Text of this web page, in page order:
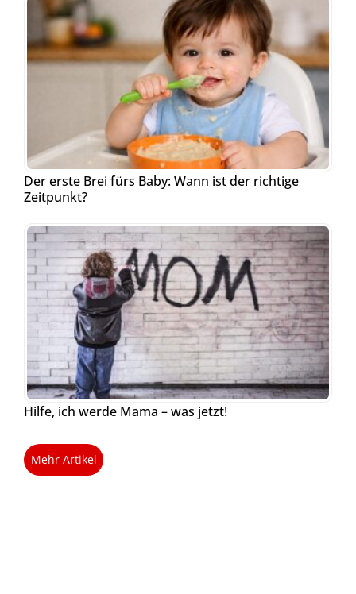
Der erste Brei fürs Baby: Wann ist der richtige
Zeitpunkt?
Hilfe, ich werde Mama – was jetzt!
Mehr Artikel